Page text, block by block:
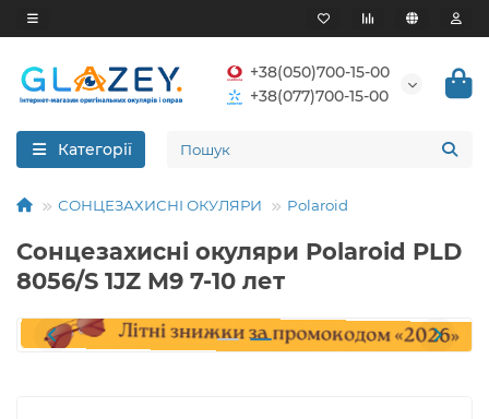
+38(050)700-15-00
+38(077)700-15-00
Категорії
СОНЦЕЗАХИСНІ ОКУЛЯРИ Polaroid
Сонцезахисні окуляри Polaroid PLD
8056/S 1JZ M9 7-10 лет